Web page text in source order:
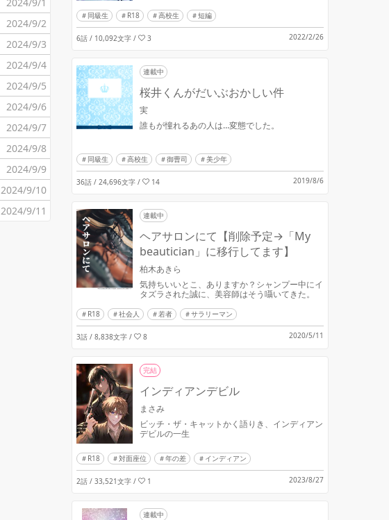
2024/9/2
2024/9/3
2024/9/4
2024/9/5
2024/9/6
2024/9/7
2024/9/8
2024/9/9
2024/9/10
2024/9/11
同級生 R18 高校生 短編
6話 / 10,092文字 / 3 2022/2/26
連載中
桜井くんがだいぶおかしい件
実
誰もが憧れるあの人は…変態でした。
同級生 高校生 御曹司 美少年
36話 / 24,696文字 / 14 2019/8/6
連載中
ヘアサロンにて【削除予定→「My
beautician」に移行してます】
柏木あきら
気持ちいいとこ、ありますか？シャンプー中にイ
タズラされた誠に、美容師はそう囁いてきた。
R18 社会人 若者 サラリーマン
3話 / 8,838文字 / 8 2020/5/11
完結
インディアンデビル
まさみ
ビッチ・ザ・キャットかく語りき、インディアン
デビルの一生
R18 対面座位 年の差 インディアン
2話 / 33,521文字 / 1 2023/8/27
連載中